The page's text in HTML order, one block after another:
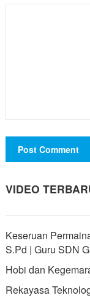
VIDEO
Keseruan
S.Pd | Guru SDN
Hobi dan
Rekayasa